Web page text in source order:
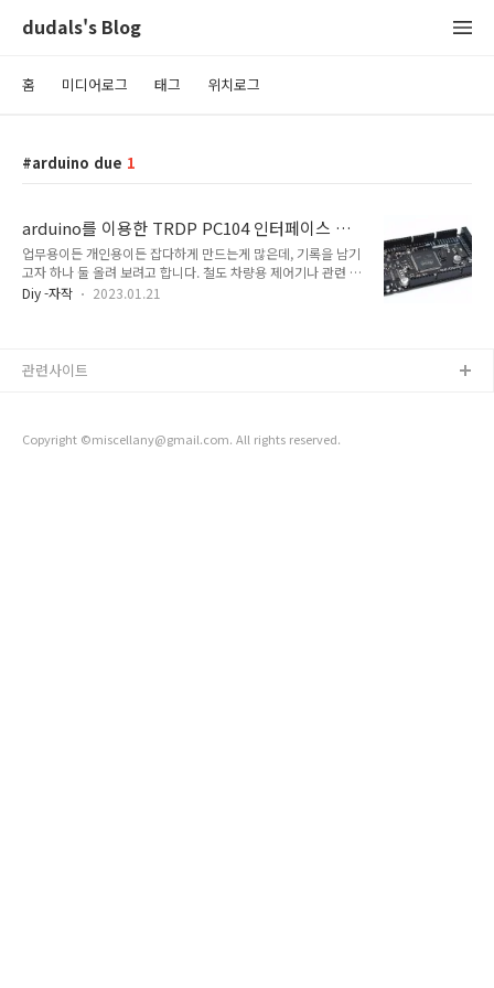
dudals's Blog
홈 미디어로그 태그 위치로그
arduino due 1
arduino를 이용한 TRDP PC104 인터페이스 테
스트용 보드
업무용이든 개인용이든 잡다하게 만드는게 많은데, 기록을 남기
고자 하나 둘 올려 보려고 합니다. 철도 차량용 제어기나 관련 전
장품을 만드는 회사를 다니고 있는데, 지금은 기존의 HDLC나
(Multifunction Vehicle Bus)도 여기에 포함되어 있고, 이더넷
프로젝트에 납품 및 설치 운용이 되고 있..
Diy -자작 2023.01.21
Copyright ©miscellany@gmail.com. All rights reserved.
관련사이트